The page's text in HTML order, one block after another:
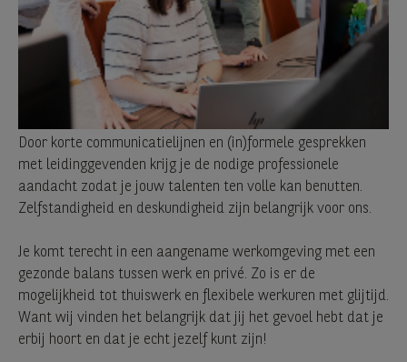
Door korte communicatielijnen en (in)formele gesprekken
met leidinggevenden krijg je de nodige professionele
aandacht zodat je jouw talenten ten volle kan benutten.
Zelfstandigheid en deskundigheid zijn belangrijk voor ons.
Je komt terecht in een aangename werkomgeving met een
gezonde balans tussen werk en privé. Zo is er de
mogelijkheid tot thuiswerk en flexibele werkuren met glijtijd.
Want wij vinden het belangrijk dat jij het gevoel hebt dat je
erbij hoort en dat je echt jezelf kunt zijn!